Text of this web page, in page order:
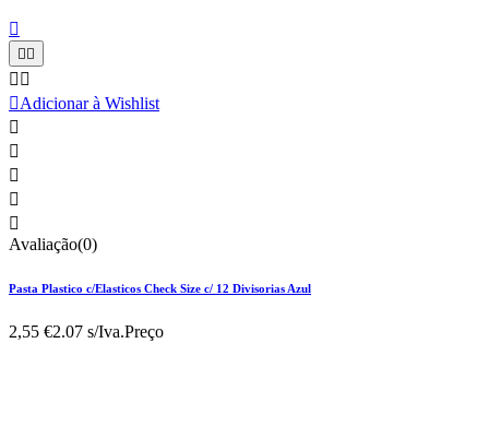

 
 
Adicionar à Wishlist





Avaliação(0)
Pasta Plastico c/Elasticos Check Size c/ 12 Divisorias Azul
2,55 €2.07 s/Iva.Preço